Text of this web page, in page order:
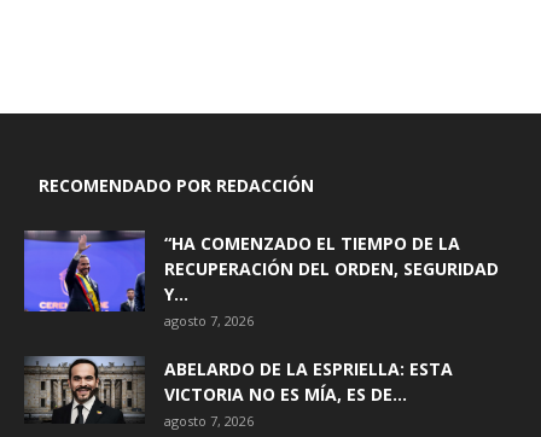
RECOMENDADO POR REDACCIÓN
“HA COMENZADO EL TIEMPO DE LA
RECUPERACIÓN DEL ORDEN, SEGURIDAD
Y...
agosto 7, 2026
ABELARDO DE LA ESPRIELLA: ESTA
VICTORIA NO ES MÍA, ES DE...
agosto 7, 2026